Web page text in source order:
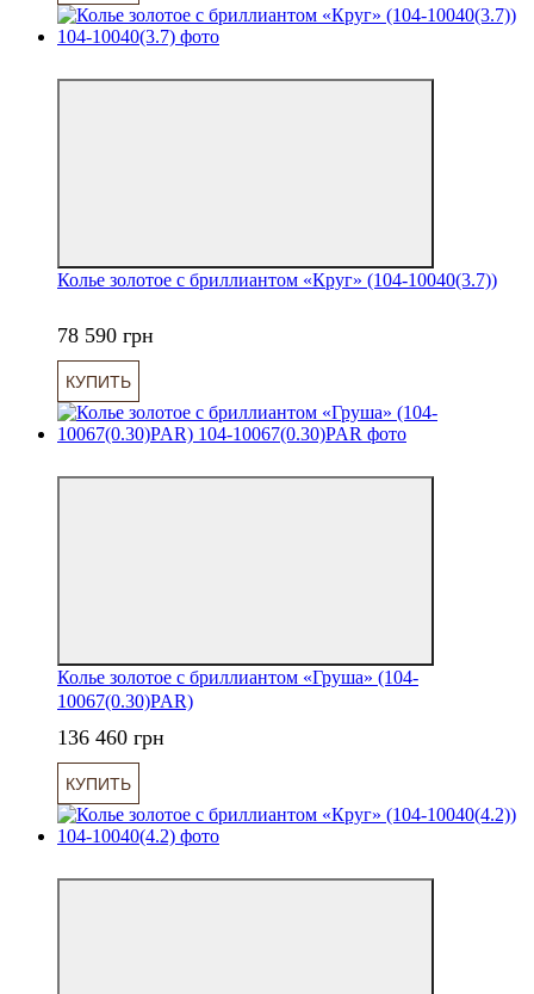
Колье золотое с бриллиантом «Круг» (104-10040(3.7))
78 590 грн
КУПИТЬ
Колье золотое с бриллиантом «Груша» (104-
10067(0.30)PAR)
136 460 грн
КУПИТЬ